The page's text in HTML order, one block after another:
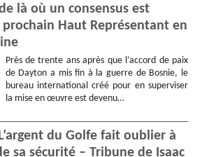
là où un consensus est
prochain Haut Représentant en
Près de trente ans après que l’accord de paix
de Dayton a mis fin à la guerre de Bosnie, le
bureau international créé pour en superviser
la mise en œuvre est devenu…
du Golfe fait oublier à
sa sécurité – Tribune de Isaac